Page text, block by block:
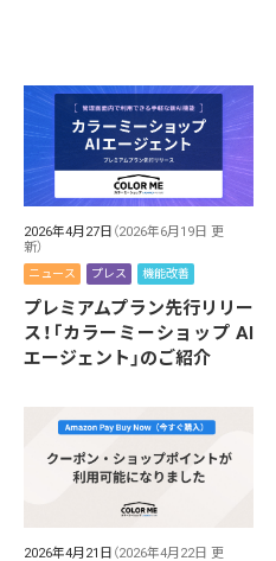
2026年4月27日 （2026年6月19日 更
新）
ニュース プレス 機能改善
プレミアムプラン先行リリー
ス！「カラーミーショップ AI
エージェント」のご紹介
2026年4月21日 （2026年4月22日 更